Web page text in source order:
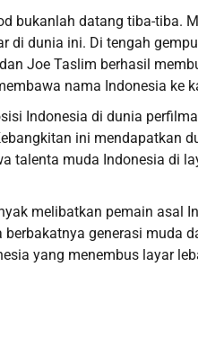
bukanlah datang tiba-tiba.
dunia ini. Di tengah
Joe Taslim berhasil
nama Indonesia ke
Indonesia di dunia
ini mendapatkan
talenta muda Indonesia di
melibatkan pemain asal
generasi muda
yang menembus layar